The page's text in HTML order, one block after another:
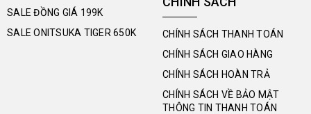
SALE ĐỒNG GIÁ 199K
SALE ONITSUKA TIGER 650K
CHÍNH SÁCH THANH TOÁN
CHÍNH SÁCH GIAO HÀNG
CHÍNH SÁCH HOÀN TRẢ
CHÍNH SÁCH VỀ BẢO MẬT
THÔNG TIN THANH TOÁN